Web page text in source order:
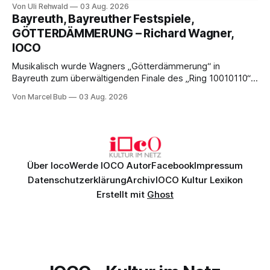
Musik und einem neuen Traumpaar: Elisabeth Teige und
Nicholas Brownlee sorgen für einen der Höhepunkte der
Bayreuther Festspiele 2026.
Von Uli Rehwald 03 Aug. 2026
Bayreuth, Bayreuther Festspiele,
GÖTTERDÄMMERUNG – Richard Wagner,
IOCO
Musikalisch wurde Wagners „Götterdämmerung“ in
Bayreuth zum überwältigenden Finale des „Ring 10010110“:
exzellentes Sängerensemble begeisterten. Die KI-geprägte
Von Marcel Bub 03 Aug. 2026
Über IocoWerde IOCO AutorFacebookImpressum
DatenschutzerklärungArchivIOCO Kultur Lexikon
Erstellt mit Ghost